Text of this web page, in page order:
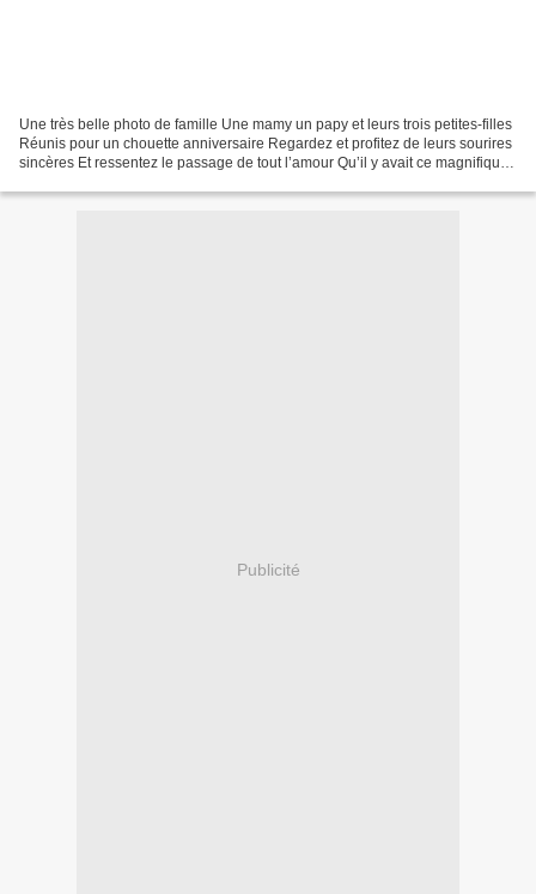
Une très belle photo de famille Une mamy un papy et leurs trois petites-filles
Réunis pour un chouette anniversaire Regardez et profitez de leurs sourires
sincères Et ressentez le passage de tout l’amour Qu’il y avait ce magnifique
Publicité